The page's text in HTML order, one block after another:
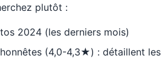
plutôt :
2024 (les derniers mois)
(4,0-4,3★) : détaillent les